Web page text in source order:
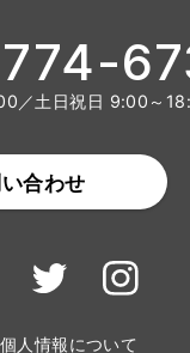
／土日祝日 9:00～
合わせ
人情報について